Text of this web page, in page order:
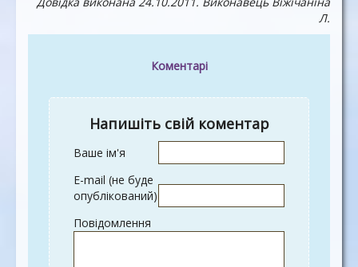
Л.
Коментарі
Напишіть свій коментар
Ваше ім'я
E-mail (не буде
опублікований)
Повідомлення